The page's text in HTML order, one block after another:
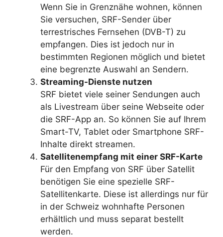
Wenn Sie in Grenznähe wohnen, können
Sie versuchen, SRF-Sender über
terrestrisches Fernsehen (DVB-T) zu
empfangen. Dies ist jedoch nur in
bestimmten Regionen möglich und bietet
eine begrenzte Auswahl an Sendern.
Streaming-Dienste nutzen
SRF bietet viele seiner Sendungen auch
als Livestream über seine Webseite oder
die SRF-App an. So können Sie auf Ihrem
Smart-TV, Tablet oder Smartphone SRF-
Inhalte direkt streamen.
Satellitenempfang mit einer SRF-Karte
Für den Empfang von SRF über Satellit
benötigen Sie eine spezielle SRF-
Satellitenkarte. Diese ist allerdings nur für
in der Schweiz wohnhafte Personen
erhältlich und muss separat bestellt
werden.